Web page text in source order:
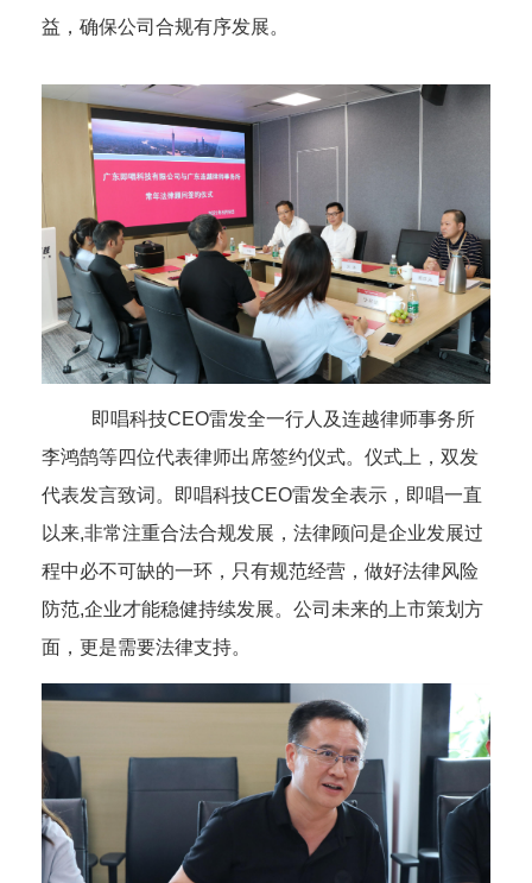
益，确保公司合规有序发展。
即唱科技CEO雷发全一行人及连越律师事务所
李鸿鹄等四位代表律师出席签约仪式。仪式上，双发
代表发言致词。即唱科技CEO雷发全表示，即唱一直
以来,非常注重合法合规发展， 法律顾问是企业发展过
程中必不可缺的一环 ， 只有规范经营， 做好法律风险
防范,企业才能稳健持续发展。 公司未来的上市策划方
面，更是需要法律支持。